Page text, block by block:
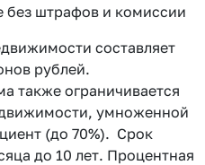
без штрафов и комиссии
составляет
рублей.
также ограничивается
умноженной
(до 70%). Срок
до 10 лет. Процентная